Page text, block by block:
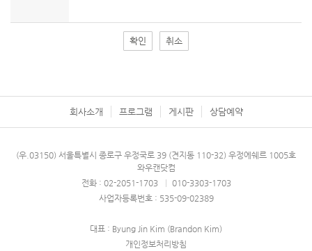
확인 취소
회사소개 프로그램 게시판 상담예약
(우.03150) 서울특별시 종로구 우정국로 39 (견지동 110-32) 우정에쉐르 1005호
와우캔닷컴
전화 : 02-2051-1703
010-3303-1703
사업자등록번호 : 535-09-02389
대표 : Byung Jin Kim (Brandon Kim)
개인정보처리방침